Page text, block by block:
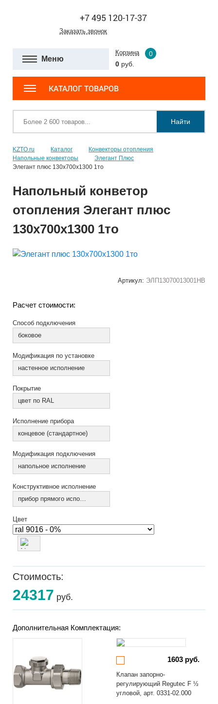
+7 495 120-17-37
Заказать звонок
Меню
Корзина
0
0 руб.
КАТАЛОГ ТОВАРОВ
Найти
KZTO.ru Каталог
Конвекторы отопления
Напольные конвекторы
Элегант Плюс
Элегант плюс 130x700x1300 1то
Напольный конветор
отопления Элегант плюс
130x700x1300 1то
Артикул: ЭЛП13070013001НВ
Расчет стоимости:
Способ подключения
боковое
Модификация по установке
настенное исполнение
Покрытие
цвет по RAL
Исполнение прибора
концевое (стандартное)
Модификация подключения
напольное исполнение
Конструктивное исполнение
прибор прямого исполнения
Цвет
Стоимость:
24317 руб.
Дополнительная Комплектация:
1603 руб.
Клапан запорно-
регулирующий Regutec F ½
угловой, арт. 0331-02.000